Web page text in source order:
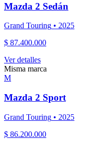
Mazda 2 Sedán
Grand Touring • 2025
$ 87.400.000
Ver detalles
Misma marca
M
Mazda 2 Sport
Grand Touring • 2025
$ 86.200.000